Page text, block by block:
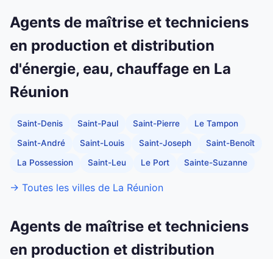
Agents de maîtrise et techniciens
en production et distribution
d'énergie, eau, chauffage en La
Réunion
Saint-Denis Saint-Paul Saint-Pierre Le Tampon
Saint-André Saint-Louis Saint-Joseph Saint-Benoît
La Possession Saint-Leu Le Port Sainte-Suzanne
→ Toutes les villes de La Réunion
Agents de maîtrise et techniciens
en production et distribution